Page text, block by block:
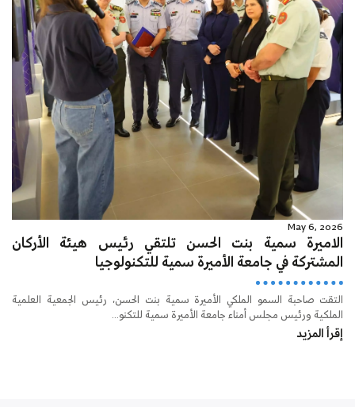
May 6, 2026
الاميرة سمية بنت الحسن تلتقي رئيس هيئة الأركان
المشتركة في جامعة الأميرة سمية للتكنولوجيا
التقت صاحبة السمو الملكي الأميرة سمية بنت الحسن، رئيس الجمعية العلمية
الملكية ورئيس مجلس أمناء جامعة الأميرة سمية للتكنو...
إقرأ المزيد